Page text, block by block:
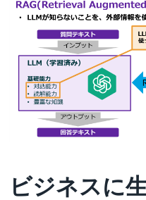
ビジネスに